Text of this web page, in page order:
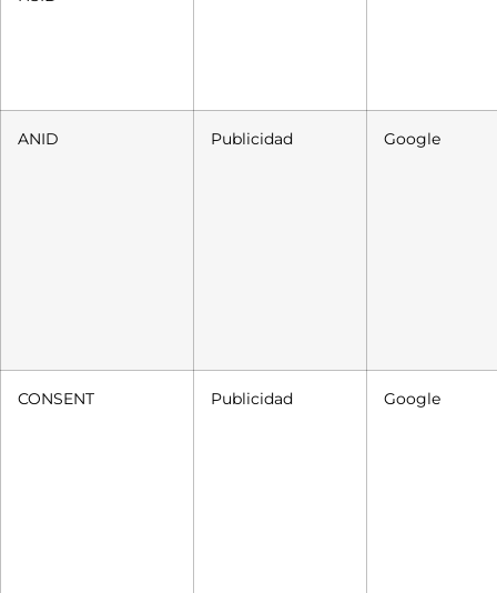
ANID Publicidad Google
CONSENT Publicidad Google